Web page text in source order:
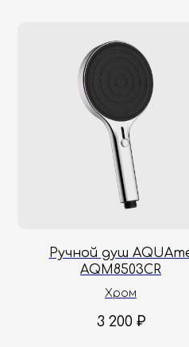
Ручной душ
AQM8503CR
Хром
3 200 ₽